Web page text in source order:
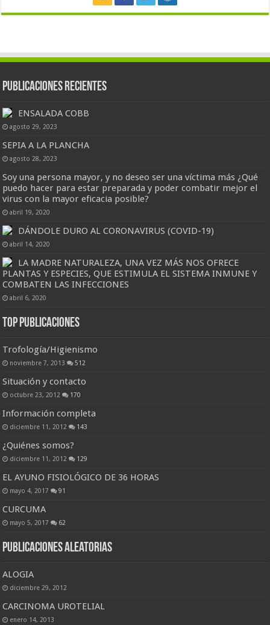
Publicaciones Recientes
ENSALADA COBB
agosto 29, 2023
SEPIA A LA PLANCHA
agosto 28, 2023
Soy una persona mayor, y no deseo ser una víctima más ¿Qué
puedo hacer para estar preparada y poder combatir mejor el
virus con la mayor eficacia posible?
abril 19, 2020
DÁNDOLE DURO AL CORONAVIRUS (COVID-19)
abril 14, 2020
LA MADRE NATURALEZA, UNA VEZ MÁS NOS OFRECE
PLANTAS Y ESPECIES, QUE ESTIMULA EL SISTEMA INMUNE Y
COMBATEN LAS INFECCIONES
abril 6, 2020
Top Publicaciones
Trofología/Higienismo
noviembre 7, 2013 512
Situación y contacto
octubre 23, 2012 170
Información completa
diciembre 11, 2012 143
¿Quiénes somos?
diciembre 11, 2012 129
EL AYUNO FISIOLÓGICO DE 36 HORAS
mayo 4, 2017 91
CURCUMA
mayo 5, 2017 62
Publicaciones Aleatorias
ALOGIA
diciembre 29, 2012
CARCINOMA UROTELIAL
enero 14, 2013